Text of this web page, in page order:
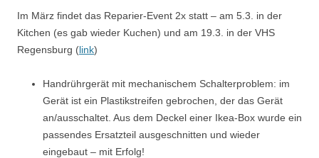
Im März findet das Reparier-Event 2x statt – am 5.3. in der
Kitchen (es gab wieder Kuchen) und am 19.3. in der VHS
Regensburg (link)
Handrührgerät mit mechanischem Schalterproblem: im
Gerät ist ein Plastikstreifen gebrochen, der das Gerät
an/ausschaltet. Aus dem Deckel einer Ikea-Box wurde ein
passendes Ersatzteil ausgeschnitten und wieder
eingebaut – mit Erfolg!